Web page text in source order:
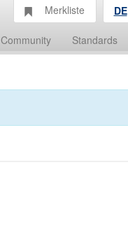
Community Standards
Merkliste DE